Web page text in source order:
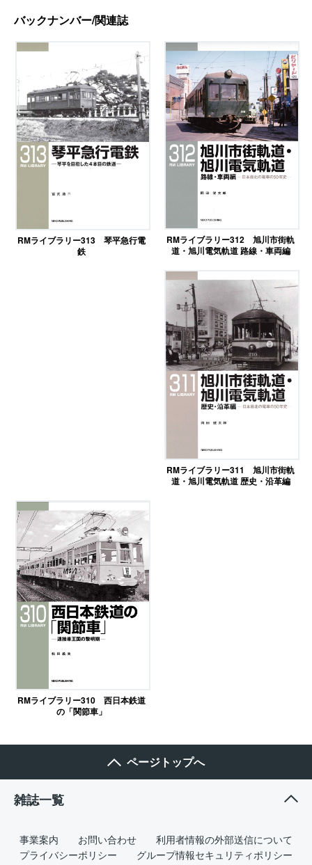
バックナンバー/関連誌
RMライブラリー313 琴平急行電
鉄
RMライブラリー312 旭川市街軌
道・旭川電気軌道 路線・車両編
RMライブラリー311 旭川市街軌
道・旭川電気軌道 歴史・沿革編
RMライブラリー310 西日本鉄道
の「関節車」
ページトップへ
雑誌一覧
事業案内 お問い合わせ
利用者情報の外部送信について
プライバシーポリシー
グループ情報セキュリティポリシー